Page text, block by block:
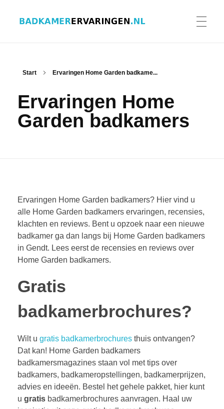
ERVARINGEN BADKAMERS
CONTACT
Start Ervaringen Home Garden badkame...
Ervaringen Home
Garden badkamers
Ervaringen Home Garden badkamers? Hier vind u
alle Home Garden badkamers ervaringen, recensies,
klachten en reviews. Bent u opzoek naar een nieuwe
badkamer ga dan langs bij Home Garden badkamers
in Gendt. Lees eerst de recensies en reviews over
Home Garden badkamers.
Gratis
badkamerbrochures?
Wilt u gratis badkamerbrochures thuis ontvangen?
Dat kan! Home Garden badkamers
badkamersmagazines staan vol met tips over
badkamers, badkameropstellingen, badkamerprijzen,
advies en ideeën. Bestel het gehele pakket, hier kunt
u gratis badkamerbrochures aanvragen. Haal uw